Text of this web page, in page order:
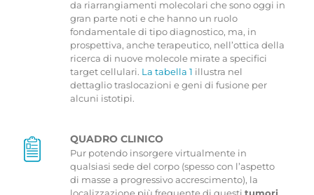
da riarrangiamenti molecolari che sono oggi in
gran parte noti e che hanno un ruolo
fondamentale di tipo diagnostico, ma, in
prospettiva, anche terapeutico, nell’ottica della
ricerca di nuove molecole mirate a specifici
target cellulari. La tabella 1 illustra nel
dettaglio traslocazioni e geni di fusione per
alcuni istotipi.
QUADRO CLINICO
Pur potendo insorgere virtualmente in
qualsiasi sede del corpo (spesso con l’aspetto
di masse a progressivo accrescimento), la